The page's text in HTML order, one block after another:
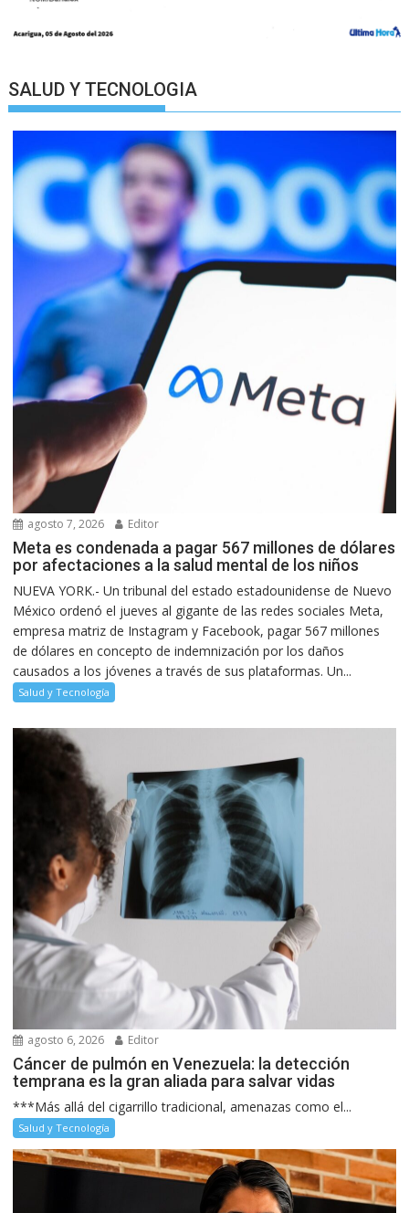
SALUD Y TECNOLOGIA
agosto 7, 2026 Editor
Meta es condenada a pagar 567 millones de dólares
por afectaciones a la salud mental de los niños
NUEVA YORK.- Un tribunal del estado estadounidense de Nuevo
México ordenó el jueves al gigante de las redes sociales Meta,
empresa matriz de Instagram y Facebook, pagar 567 millones
de dólares en concepto de indemnización por los daños
causados a los jóvenes a través de sus plataformas. Un...
Salud y Tecnología
agosto 6, 2026 Editor
Cáncer de pulmón en Venezuela: la detección
temprana es la gran aliada para salvar vidas
***Más allá del cigarrillo tradicional, amenazas como el...
Salud y Tecnología